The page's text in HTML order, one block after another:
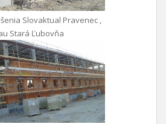
Slovaktual Pravenec ,
Stará Ľubovňa